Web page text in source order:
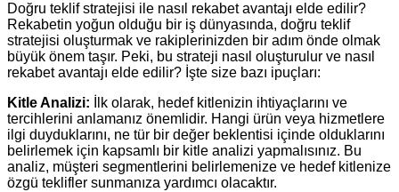
Doğru teklif stratejisi ile nasıl rekabet avantajı elde edilir?
Rekabetin yoğun olduğu bir iş dünyasında, doğru teklif
stratejisi oluşturmak ve rakiplerinizden bir adım önde olmak
büyük önem taşır. Peki, bu strateji nasıl oluşturulur ve nasıl
rekabet avantajı elde edilir? İşte size bazı ipuçları:
Kitle Analizi: İlk olarak, hedef kitlenizin ihtiyaçlarını ve
tercihlerini anlamanız önemlidir. Hangi ürün veya hizmetlere
ilgi duyduklarını, ne tür bir değer beklentisi içinde olduklarını
belirlemek için kapsamlı bir kitle analizi yapmalısınız. Bu
analiz, müşteri segmentlerini belirlemenize ve hedef kitlenize
özgü teklifler sunmanıza yardımcı olacaktır.